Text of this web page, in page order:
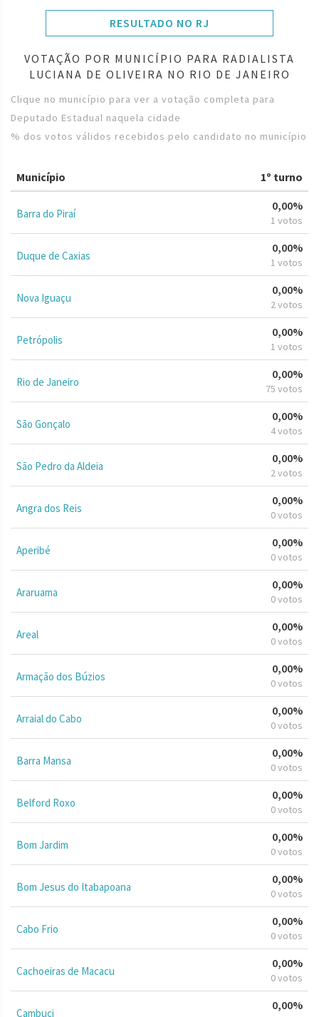
RESULTADO NO RJ
VOTAÇÃO POR MUNICÍPIO PARA RADIALISTA
LUCIANA DE OLIVEIRA NO RIO DE JANEIRO
Clique no município para ver a votação completa para
Deputado Estadual naquela cidade
% dos votos válidos recebidos pelo candidato no município
Município 1º turno
Barra do Piraí
0,00%
1 votos
Duque de Caxias
0,00%
1 votos
Nova Iguaçu
0,00%
2 votos
Petrópolis
0,00%
1 votos
Rio de Janeiro
0,00%
75 votos
São Gonçalo
0,00%
4 votos
São Pedro da Aldeia
0,00%
2 votos
Angra dos Reis
0,00%
0 votos
Aperibé
0,00%
0 votos
Araruama
0,00%
0 votos
Areal
0,00%
0 votos
Armação dos Búzios
0,00%
0 votos
Arraial do Cabo
0,00%
0 votos
Barra Mansa
0,00%
0 votos
Belford Roxo
0,00%
0 votos
Bom Jardim
0,00%
0 votos
Bom Jesus do Itabapoana
0,00%
0 votos
Cabo Frio
0,00%
0 votos
Cachoeiras de Macacu
0,00%
0 votos
Cambuci
0,00%